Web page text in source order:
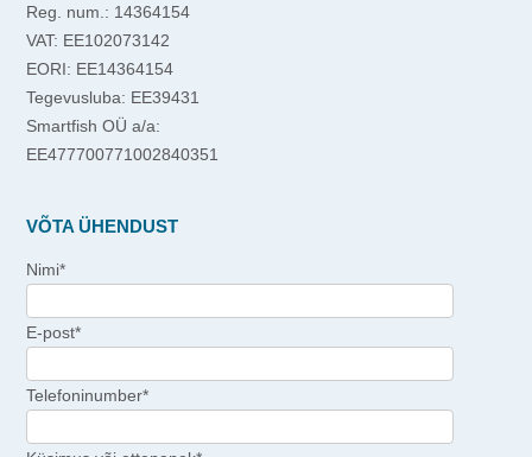
Reg. num.: 14364154
VAT: EE102073142
EORI: EE14364154
Tegevusluba: EE39431
Smartfish OÜ a/a:
EE477700771002840351
VÕTA ÜHENDUST
Nimi*
E-post*
Telefoninumber*